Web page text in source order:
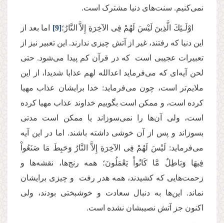
نمی‌کنیم. سنت‌های دنیا مشترک است.
اوْلَـئِكَ الَّذِینَ لَیْسَ لَهُمْ فِی الآخِرَةِ إِلاَّ النَّارُ؛[9] اما بعد از
این دنیا که رفتند، غیر از آتش چیزی ندارند. این تعبیر نیز از
تعبیرات عجیبی است که در قرآن کم پیدا می‌شود. حتی
لحن آیه‌ای که می‌فرماید اعدالله لهم عذابا شدیدا، از این
ملایم‌تر است، چون می‌فرماید: خدا برایشان عذاب مهیا
کرده است، و ممکن است بگوییم خداوند عذاب مهیا کرده
است، ولی آن‌ها را نمی‌سوزاند یا ممکن است مدتی
بسوزاند و پس از آن خوشی داشته باشند. اما در این آیه
می‌فرماید: لَیْسَ لَهُمْ فِی الآخِرَةِ إِلاَّ النَّارُ وَحَبِطَ مَا صَنَعُواْ
فِیهَا وَبَاطِلٌ مَّا كَانُواْ یَعْمَلُونَ؛ همه رنج‌ها، نقشه‌ها و
زحمت‌هایی که کشیدند، همه هدر رفت و چیزی برایشان
نماند. این‌ها به دنبال سعادت و خوشبختی بودند، ولی
اکنون جز آتش نصیبشان نشده است.